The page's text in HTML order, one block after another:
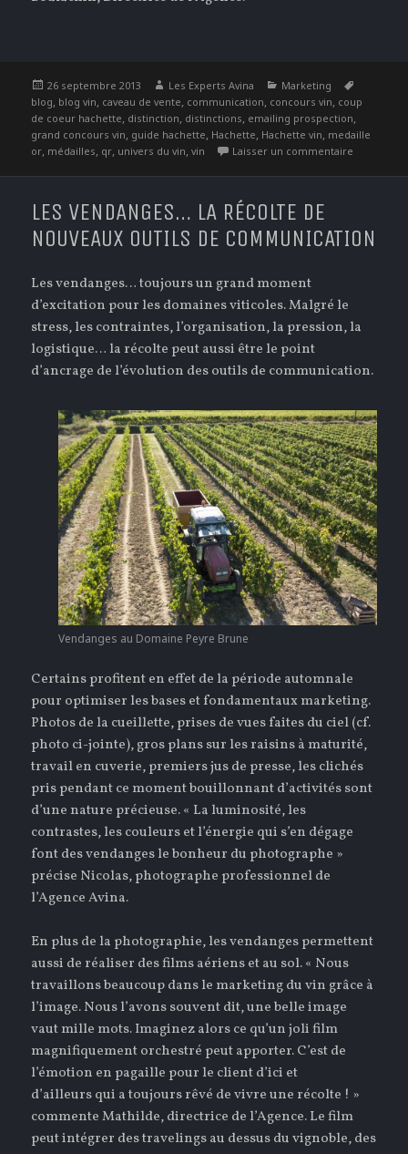
Publié
le
26 septembre 2013 Auteur
Les Experts Avina Catégories
Marketing
blog, blog vin, caveau de vente, communication, concours vin, coup
de coeur hachette, distinction, distinctions, emailing prospection,
grand concours vin, guide hachette, Hachette, Hachette vin, medaille
or, médailles, qr, univers du vin,vin Laisser un commentaire
LES VENDANGES… LA RÉCOLTE DE
NOUVEAUX OUTILS DE COMMUNICATION
Les vendanges… toujours un grand moment
d’excitation pour les domaines viticoles. Malgré le
stress, les contraintes, l’organisation, la pression, la
logistique… la récolte peut aussi être le point
d’ancrage de l’évolution des outils de communication.
Vendanges au Domaine Peyre Brune
Certains profitent en effet de la période automnale
pour optimiser les bases et fondamentaux marketing.
Photos de la cueillette, prises de vues faites du ciel (cf.
photo ci-jointe), gros plans sur les raisins à maturité,
travail en cuverie, premiers jus de presse, les clichés
pris pendant ce moment bouillonnant d’activités sont
d’une nature précieuse. « La luminosité, les
contrastes, les couleurs et l’énergie qui s’en dégage
font des vendanges le bonheur du photographe »
précise Nicolas, photographe professionnel de
l’Agence Avina.
En plus de la photographie, les vendanges permettent
aussi de réaliser des films aériens et au sol. « Nous
travaillons beaucoup dans le marketing du vin grâce à
l’image. Nous l’avons souvent dit, une belle image
vaut mille mots. Imaginez alors ce qu’un joli film
magnifiquement orchestré peut apporter. C’est de
l’émotion en pagaille pour le client d’ici et
d’ailleurs qui a toujours rêvé de vivre une récolte ! »
commente Mathilde, directrice de l’Agence. Le film
peut intégrer des travelings au dessus du vignoble, des